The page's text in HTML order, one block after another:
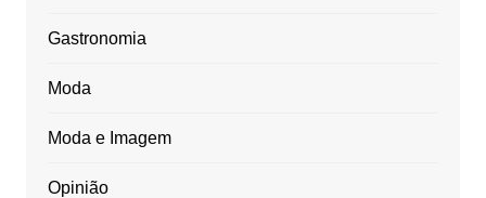
Gastronomia
Moda
Moda e Imagem
Opinião